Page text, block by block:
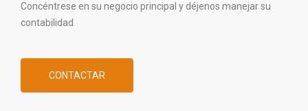
Concéntrese en su negocio principal y déjenos manejar su
contabilidad
CONTACTAR